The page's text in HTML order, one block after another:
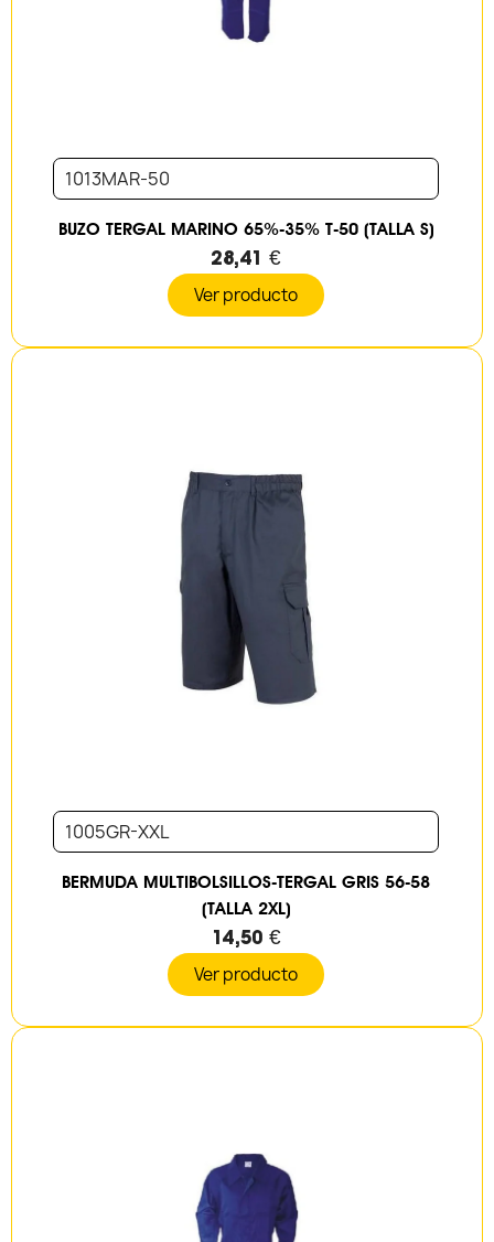
1013MAR-50
BUZO TERGAL MARINO 65%-35% T-50 (TALLA S)
28,41 €
Ver producto
1005GR-XXL
BERMUDA MULTIBOLSILLOS-TERGAL GRIS 56-58
(TALLA 2XL)
14,50 €
Ver producto